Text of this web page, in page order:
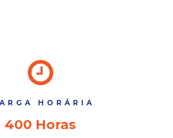
HORÁRIA
400 Horas